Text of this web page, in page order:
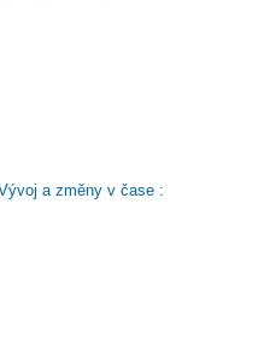
a změny v čase :